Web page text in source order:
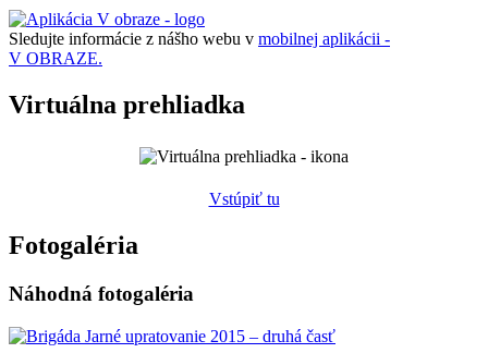
Sledujte informácie z nášho webu v mobilnej aplikácii -
V OBRAZE.
Virtuálna prehliadka
Vstúpiť tu
Fotogaléria
Náhodná fotogaléria